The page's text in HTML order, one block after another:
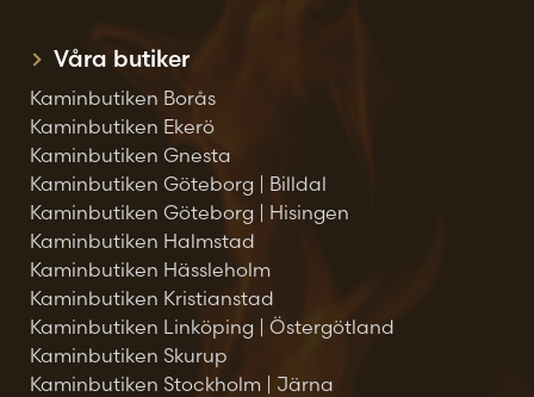
Våra butiker
Kaminbutiken Borås
Kaminbutiken Ekerö
Kaminbutiken Gnesta
Kaminbutiken Göteborg | Billdal
Kaminbutiken Göteborg | Hisingen
Kaminbutiken Halmstad
Kaminbutiken Hässleholm
Kaminbutiken Kristianstad
Kaminbutiken Linköping | Östergötland
Kaminbutiken Skurup
Kaminbutiken Stockholm | Järna